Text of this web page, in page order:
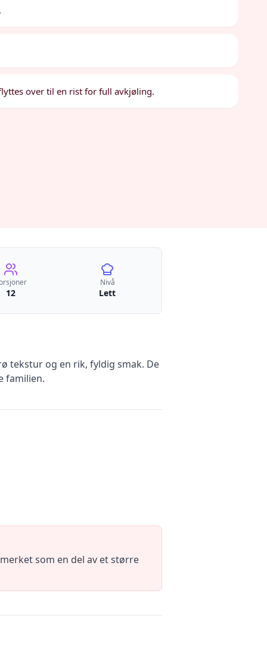
over til en rist for full avkjøling.
12
Nivå
Lett
tekstur og en rik, fyldig smak. De
familien.
som en del av et større